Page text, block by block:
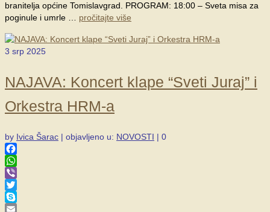
branitelja općine Tomislavgrad. PROGRAM: 18:00 – Sveta misa za
poginule i umrle … pročitajte više
3 srp 2025
NAJAVA: Koncert klape “Sveti Juraj” i
Orkestra HRM-a
by Ivica Šarac | objavljeno u: NOVOSTI | 0
Facebook
WhatsApp
Viber
Twitter
Skype